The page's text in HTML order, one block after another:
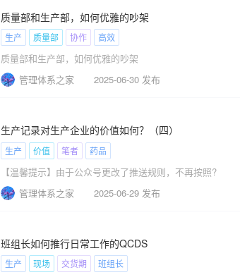
质量部和生产部，如何优雅的吵架
生产
质量部 协作 高效
质量部和生产部，如何优雅的吵架
管理体系之家
2025-06-30 发布
生产记录对生产企业的价值如何？（四）
生产
价值 笔者 药品
【温馨提示】由于公众号更改了推送规则，不再按照?
管理体系之家
2025-06-29 发布
班组长如何推行日常工作的QCDS
生产
现场 交货期 班组长